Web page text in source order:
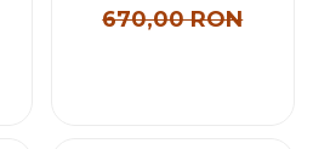
670,00 RON